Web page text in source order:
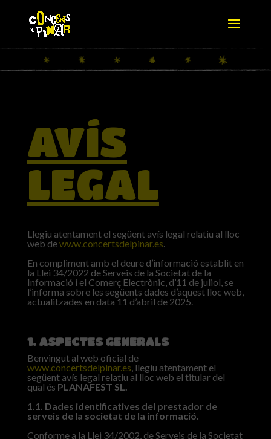
AVÍS
LEGAL
Llegiu atentament el següent avís legal relatiu al lloc
web dewww.concertsdelpinar.es.
En compliment amb el deure d’informació establit en
la Llei 34/2022 de Serveis de la Societat de la
Informació i el Comerç Electrònic, d’11 de juliol, se
l’informa sobre les següents dades d’aquest lloc web,
actualitzades en data 11 d’abril de 2025.
1. ASPECTES GENERALS
Benvingut al web oficial de
www.concertsdelpinar.es, llegiu atentament el
següent avís legal relatiu al lloc web el titular del
qual és PLANAFEST SL.
1.1. Dades identificatives del prestador de
serveis de la societat de la informació.
Conforme a la Llei 34/2002, de Serveis de la Societat